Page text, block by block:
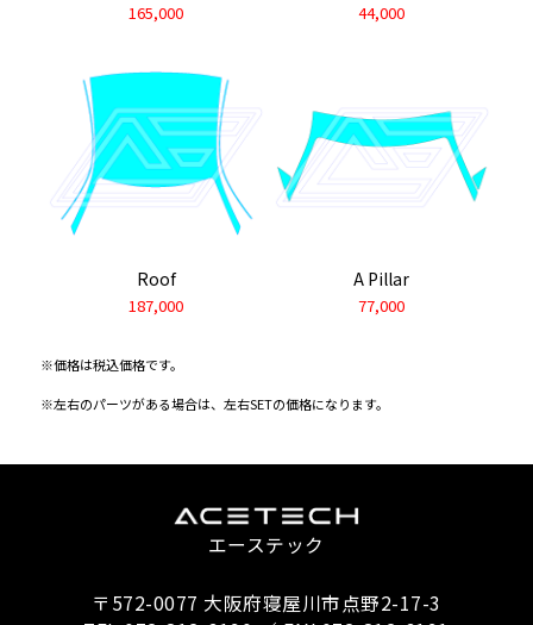
165,000 44,000
Roof
187,000
A Pillar
77,000
※価格は税込価格です。
※左右のパーツがある場合は、左右SETの価格になります。
エーステック
〒572-0077 大阪府寝屋川市点野2-17-3